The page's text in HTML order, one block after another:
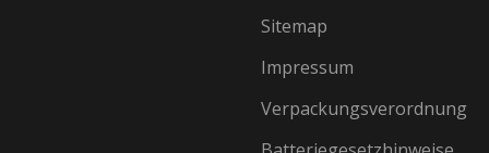
Sitemap
Impressum
Verpackungsverordnung